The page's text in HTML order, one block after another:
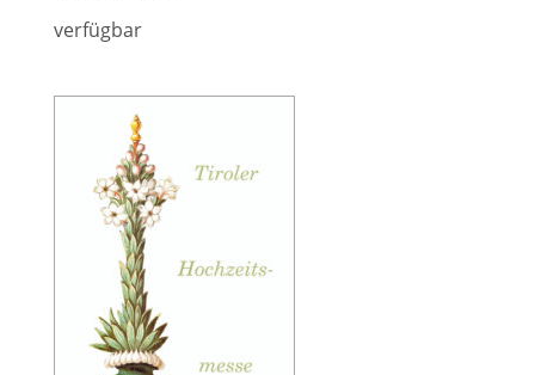
verfügbar